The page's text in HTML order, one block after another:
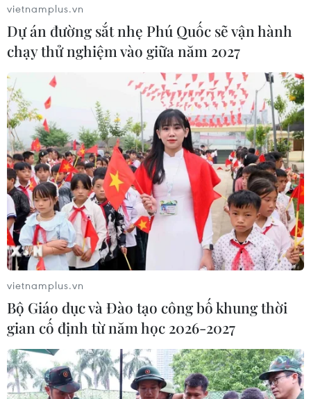
TIN CÙNG CHUYÊN MỤC
vietnamplus.vn
Dự án đường sắt nhẹ Phú Quốc sẽ vận hành
chạy thử nghiệm vào giữa năm 2027
vietnamplus.vn
Bộ Giáo dục và Đào tạo công bố khung thời
gian cố định từ năm học 2026-2027